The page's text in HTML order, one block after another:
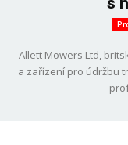
Allett Mowers Ltd,
a zařízení pro údržbu